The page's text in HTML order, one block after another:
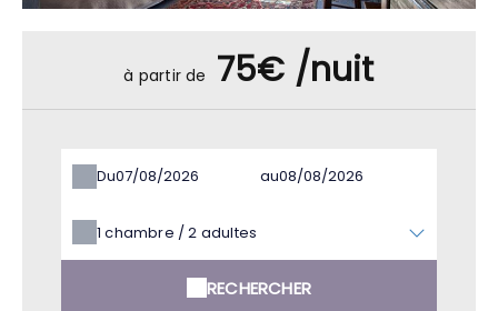
à partir de 75€ /nuit
Du au
1chambre /2 adultes
RECHERCHER